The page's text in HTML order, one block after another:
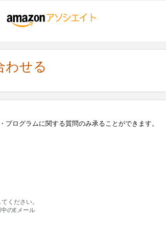
わせる
ログラムに関する質問のみ承ることができます。
ください。
のEメール